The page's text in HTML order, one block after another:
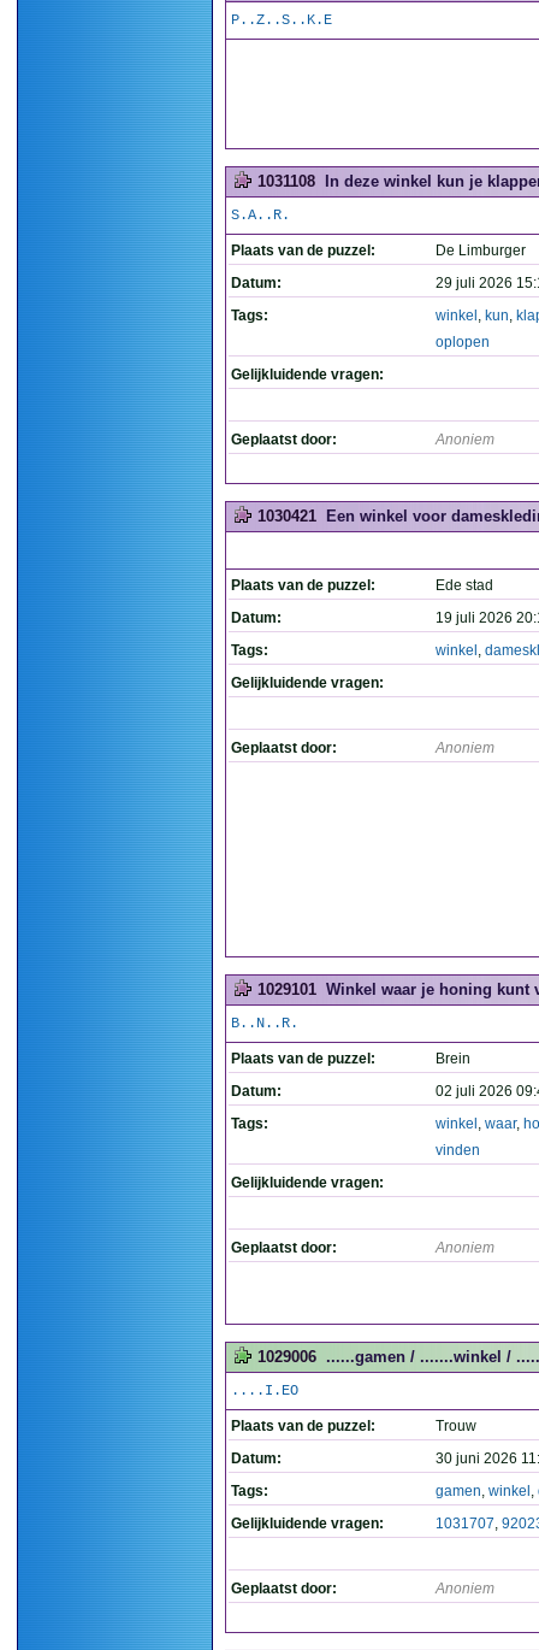
P..Z..S..K.E
1031108 In deze winkel kun je
S.A..R.
Plaats van de puzzel:
De Limburger
Datum:
29 juli 2026
Tags:
winkel , kun,
oplopen
Gelijkluidende vragen:
Geplaatst door: Anoniem
1030421 Een winkel voor
Plaats van de puzzel:
Ede stad
Datum:
19 juli 2026
Tags:
winkel ,
Gelijkluidende vragen:
Geplaatst door: Anoniem
1029101 Winkel waar je honing kunt
B..N..R.
Plaats van de puzzel:
Brein
Datum:
02 juli 2026
Tags:
winkel , waar,
vinden
Gelijkluidende vragen:
Geplaatst door: Anoniem
1029006 ......gamen / .......winkel /
....I.EO
Plaats van de puzzel:
Trouw
Datum:
30 juni 2026
Tags:
gamen, winkel ,
Gelijkluidende vragen:
1031707,
Geplaatst door: Anoniem